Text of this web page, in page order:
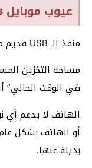
عيوب موبايل vivo Y15s
منفذ الـ USB قديم من نوع microUSB 2.0.
في الوقت الحالي” أيضا
الهاتف لا يدعم أي
أو الهاتف بشكل
بديلة عنها.